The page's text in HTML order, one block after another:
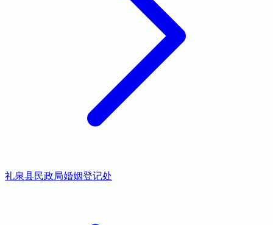
礼泉县民政局婚姻登记处